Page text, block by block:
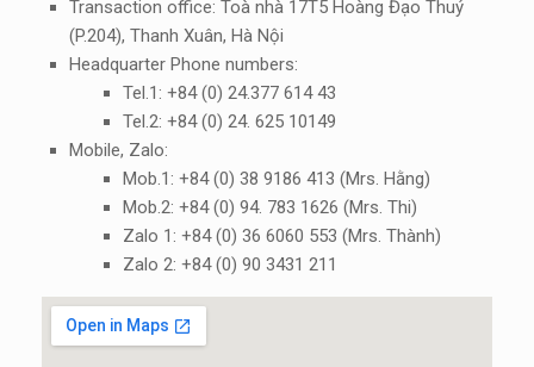
Transaction office: Toà nhà 17T5 Hoàng Đạo Thuý
(P.204), Thanh Xuân, Hà Nội
Headquarter Phone numbers:
Tel.1: +84 (0) 24.377 614 43
Tel.2: +84 (0) 24. 625 10149
Mobile, Zalo:
Mob.1: +84 (0) 38 9186 413 (Mrs. Hằng)
Mob.2: +84 (0) 94. 783 1626 (Mrs. Thi)
Zalo 1: +84 (0) 36 6060 553 (Mrs. Thành)
Zalo 2: +84 (0) 90 3431 211